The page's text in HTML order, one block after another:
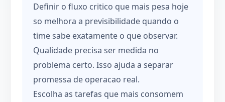
Definir o fluxo critico que mais pesa hoje
so melhora a previsibilidade quando o
time sabe exatamente o que observar.
Qualidade precisa ser medida no
problema certo. Isso ajuda a separar
promessa de operacao real.
Escolha as tarefas que mais consomem